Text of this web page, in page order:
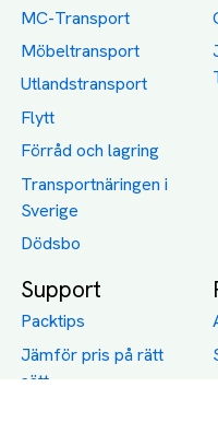
MC-Transport
Möbeltransport
Utlandstransport
Flytt
Förråd och lagring
Transportnäringen i
Sverige
Dödsbo
Support
Packtips
Jämför pris på rätt
sätt